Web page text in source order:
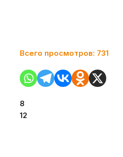
Всего просмотров: 731
8
12